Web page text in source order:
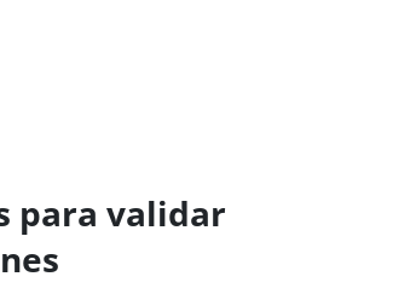
para validar